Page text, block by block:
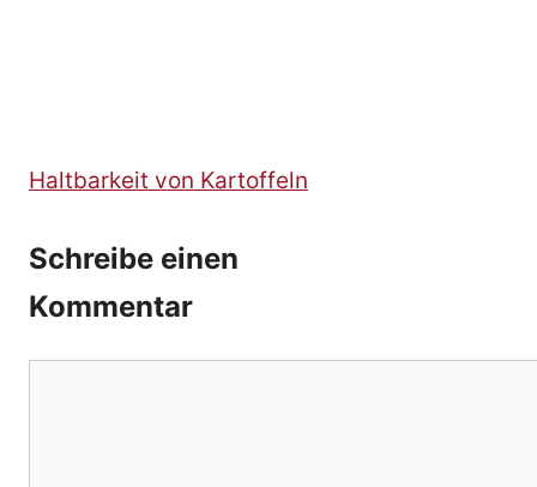
Haltbarkeit von Kartoffeln
Schreibe einen
Kommentar